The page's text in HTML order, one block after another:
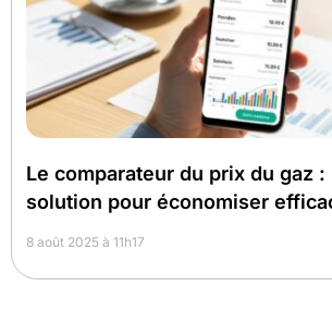
Le comparateur du prix du gaz :
solution pour économiser
8 août 2025 à 11h17